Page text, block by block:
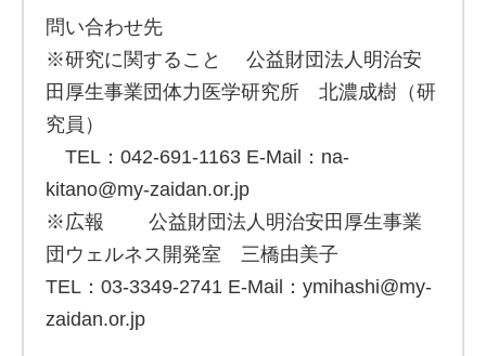
問い合わせ先
※研究に関すること 公益財団法人明治安
田厚生事業団体力医学研究所 北濃成樹（研
究員）
TEL：042-691-1163 E-Mail：na-
kitano@my-zaidan.or.jp
※広報 公益財団法人明治安田厚生事業
団ウェルネス開発室 三橋由美子
TEL：03-3349-2741 E-Mail：ymihashi@my-
zaidan.or.jp